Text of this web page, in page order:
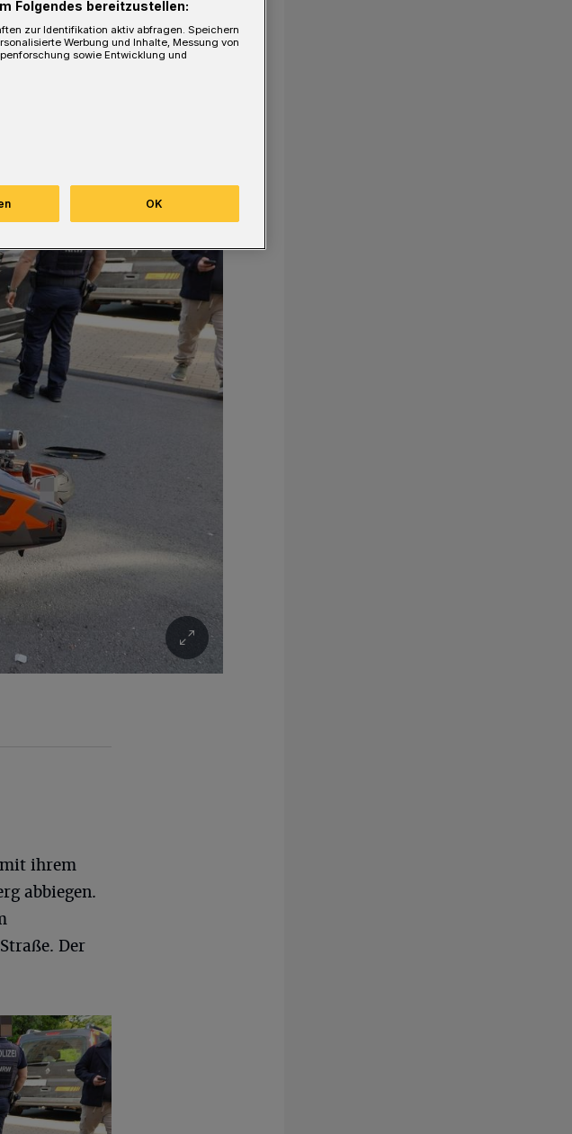
mit ihrem
abbiegen.
Der
Folgendes bereitzustellen:
zur Identifikation aktiv abfragen. Speichern
Werbung und Inhalte, Messung von
sowie Entwicklung und
OK